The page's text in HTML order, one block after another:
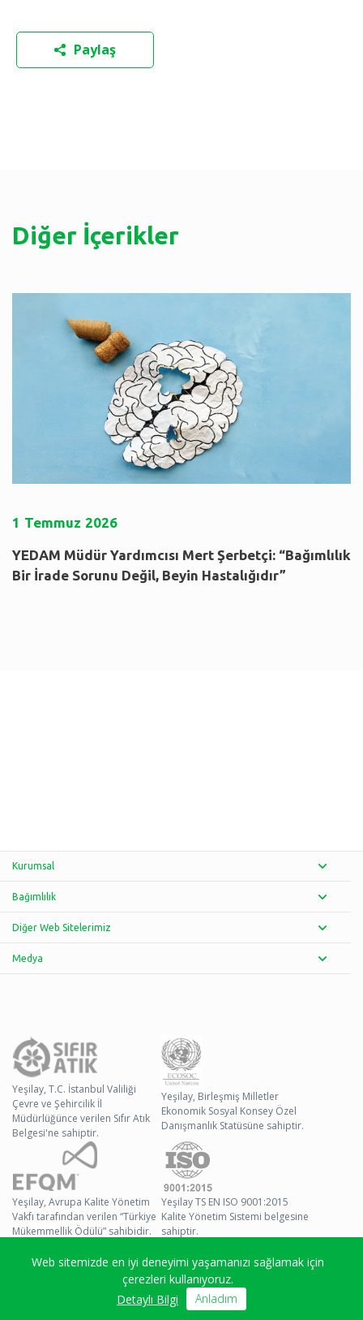
Web sitemizde en iyi deneyimi yaşamanızı sağlamak için
çerezleri kullanıyoruz.
Detaylı Bilgi
Anladım
Paylaş
Diğer İçerikler
1 Temmuz 2026
YEDAM Müdür Yardımcısı Mert Şerbetçi: “Bağımlılık
Bir İrade Sorunu Değil, Beyin Hastalığıdır”
Kurumsal
Bağımlılık
Diğer Web Sitelerimiz
Medya
Yeşilay, T.C. İstanbul Valiliği
Çevre ve Şehircilik İl
Müdürlüğünce verilen Sıfır Atık
Belgesi'ne sahiptir.
Yeşilay, Birleşmiş Milletler
Ekonomik Sosyal Konsey Özel
Danışmanlık Statüsüne sahiptir.
Yeşilay, Avrupa Kalite Yönetim
Vakfı tarafından verilen “Türkiye
Mükemmellik Ödülü” sahibidir.
Yeşilay TS EN ISO 9001:2015
Kalite Yönetim Sistemi belgesine
sahiptir.
© 2026 Yeşilay Tüm
Hakları Saklıdır